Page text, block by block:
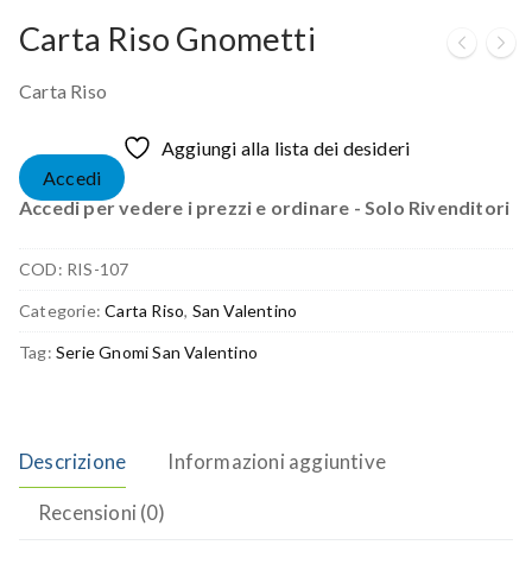
Carta Riso Gnometti
Carta Riso
Aggiungi alla lista dei desideri
Accedi
Accedi per vedere i prezzi e ordinare - Solo Rivenditori
COD: RIS-107
Categorie:Carta Riso, San Valentino
Tag: Serie Gnomi San Valentino
Descrizione Informazioni aggiuntive
Recensioni (0)